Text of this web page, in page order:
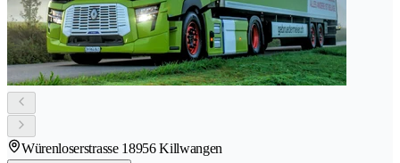
Würenloserstrasse 18956 Killwangen